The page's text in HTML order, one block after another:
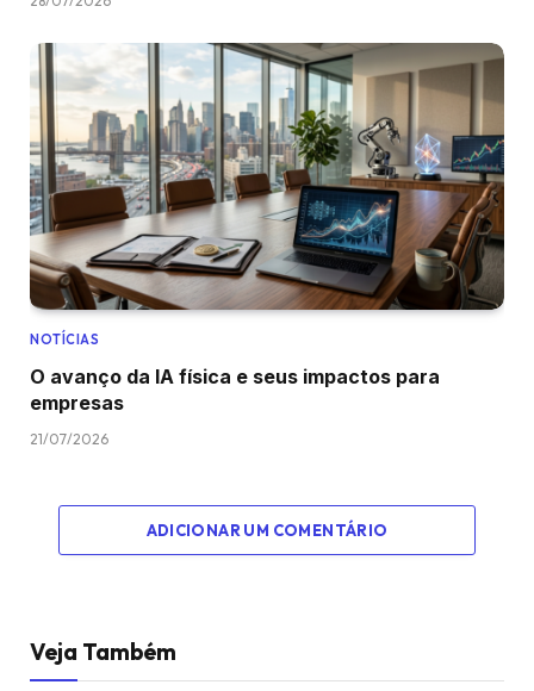
NOTÍCIAS
O avanço da IA física e seus impactos para
empresas
21/07/2026
ADICIONAR UM COMENTÁRIO
Veja Também